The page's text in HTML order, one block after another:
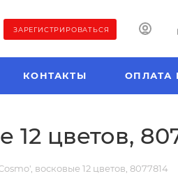
ЗАРЕГИСТРИРОВАТЬСЯ
КОНТАКТЫ ОПЛАТА
цветов,
восковые 12 цветов, 8077814